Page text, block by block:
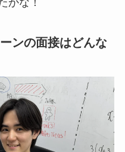
かな！
ンの面接はどんな